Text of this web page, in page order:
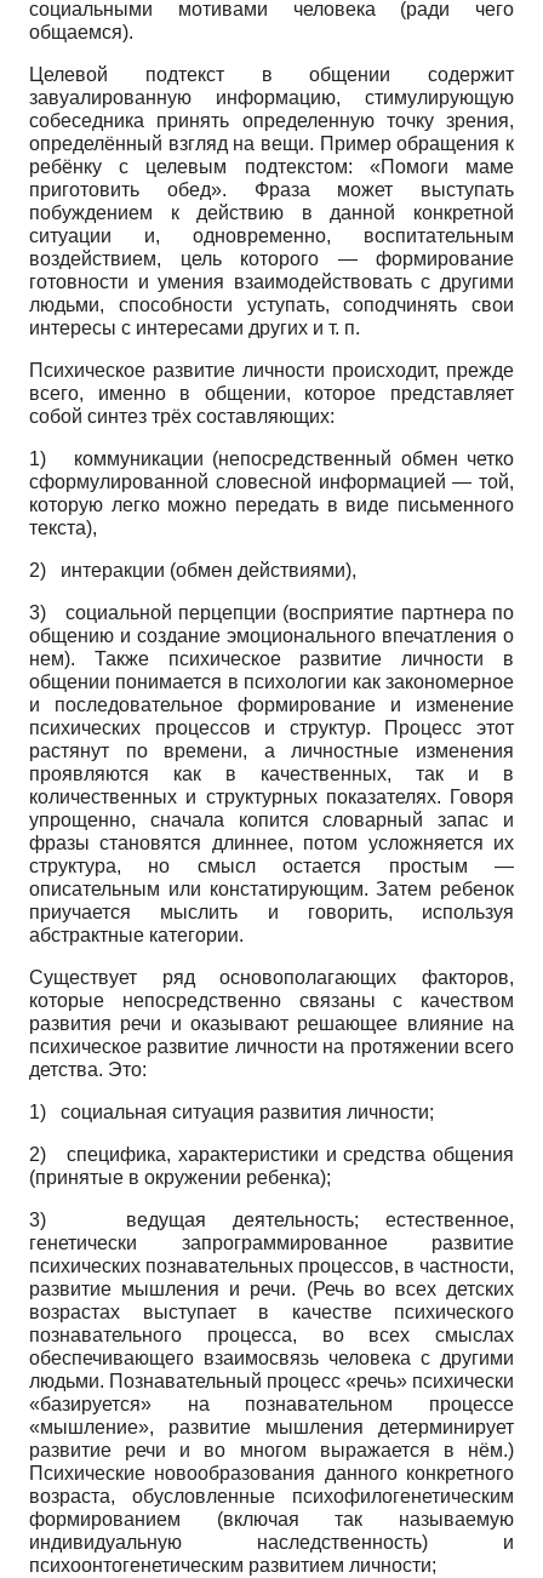
социальными мотивами человека (ради чего
общаемся).
Целевой подтекст в общении содержит
завуалированную информацию, стимулирующую
собеседника принять определенную точку зрения,
определённый взгляд на вещи. Пример обращения к
ребёнку с целевым подтекстом: «Помоги маме
приготовить обед». Фраза может выступать
побуждением к действию в данной конкретной
ситуации и, одновременно, воспитательным
воздействием, цель которого — формирование
готовности и умения взаимодействовать с другими
людьми, способности уступать, сопод­чинять свои
интересы с интересами других и т. п.
Психическое развитие личности происходит, прежде
всего, именно в общении, которое представляет
собой синтез трёх составляющих:
1) коммуникации (непосредственный обмен четко
сформулированной словесной информацией — той,
которую легко можно передать в виде письменного
текста),
2) интеракции (обмен действиями),
3) социальной перцепции (восприятие партнера по
общению и создание эмоционального впечатления о
нем). Также психическое развитие личности в
общении понимается в психологии как закономерное
и последовательное формирование и изменение
психических процессов и структур. Процесс этот
растянут по времени, а личностные изменения
проявляются как в качественных, так и в
количественных и структурных показателях. Говоря
упрощенно, сначала копится словарный запас и
фразы становятся длиннее, потом усложняется их
структура, но смысл остается простым —
описательным или констатирующим. Затем ребенок
приучается мыслить и говорить, используя
абстрактные категории.
Существует ряд основополагающих факторов,
которые непосредственно связаны с качеством
развития речи и оказывают решающее влияние на
психическое развитие личности на протяжении всего
детства. Это:
1) социальная ситуация развития личности;
2)специфика, характеристики и средства общения
(принятые в окружении ребенка);
3) ведущая деятельность; естественное,
генетически запрограммированное развитие
психических познавательных процессов, в частности,
развитие мышления и речи. (Речь во всех детских
возрастах выступает в качестве психического
познавательного процесса, во всех смыслах
обеспечивающего взаимосвязь человека с другими
людьми. Познавательный процесс «речь» психически
«базируется» на познавательном процессе
«мышление», развитие мышления детерминирует
развитие речи и во многом выражается в нём.)
Психические новообразования данного конкретного
возраста, обусловленные психофилогенетическим
формированием (включая так называемую
индивидуальную наследственность) и
психоонтогенетическим развитием личности;